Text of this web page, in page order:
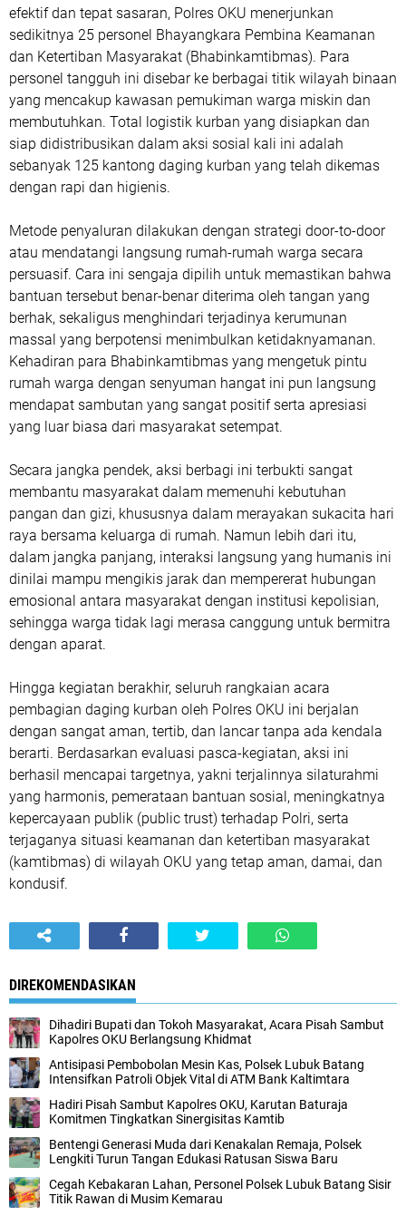
efektif dan tepat sasaran, Polres OKU menerjunkan
sedikitnya 25 personel Bhayangkara Pembina Keamanan
dan Ketertiban Masyarakat (Bhabinkamtibmas). Para
personel tangguh ini disebar ke berbagai titik wilayah binaan
yang mencakup kawasan pemukiman warga miskin dan
membutuhkan. Total logistik kurban yang disiapkan dan
siap didistribusikan dalam aksi sosial kali ini adalah
sebanyak 125 kantong daging kurban yang telah dikemas
dengan rapi dan higienis.
Metode penyaluran dilakukan dengan strategi door-to-door
atau mendatangi langsung rumah-rumah warga secara
persuasif. Cara ini sengaja dipilih untuk memastikan bahwa
bantuan tersebut benar-benar diterima oleh tangan yang
berhak, sekaligus menghindari terjadinya kerumunan
massal yang berpotensi menimbulkan ketidaknyamanan.
Kehadiran para Bhabinkamtibmas yang mengetuk pintu
rumah warga dengan senyuman hangat ini pun langsung
mendapat sambutan yang sangat positif serta apresiasi
yang luar biasa dari masyarakat setempat.
Secara jangka pendek, aksi berbagi ini terbukti sangat
membantu masyarakat dalam memenuhi kebutuhan
pangan dan gizi, khususnya dalam merayakan sukacita hari
raya bersama keluarga di rumah. Namun lebih dari itu,
dalam jangka panjang, interaksi langsung yang humanis ini
dinilai mampu mengikis jarak dan mempererat hubungan
emosional antara masyarakat dengan institusi kepolisian,
sehingga warga tidak lagi merasa canggung untuk bermitra
dengan aparat.
Hingga kegiatan berakhir, seluruh rangkaian acara
pembagian daging kurban oleh Polres OKU ini berjalan
dengan sangat aman, tertib, dan lancar tanpa ada kendala
berarti. Berdasarkan evaluasi pasca-kegiatan, aksi ini
berhasil mencapai targetnya, yakni terjalinnya silaturahmi
yang harmonis, pemerataan bantuan sosial, meningkatnya
kepercayaan publik (public trust) terhadap Polri, serta
terjaganya situasi keamanan dan ketertiban masyarakat
(kamtibmas) di wilayah OKU yang tetap aman, damai, dan
kondusif.
DIREKOMENDASIKAN
Dihadiri Bupati dan Tokoh Masyarakat, Acara Pisah Sambut
Kapolres OKU Berlangsung Khidmat
Antisipasi Pembobolan Mesin Kas, Polsek Lubuk Batang
Intensifkan Patroli Objek Vital di ATM Bank Kaltimtara
Hadiri Pisah Sambut Kapolres OKU, Karutan Baturaja
Komitmen Tingkatkan Sinergisitas Kamtib
Bentengi Generasi Muda dari Kenakalan Remaja, Polsek
Lengkiti Turun Tangan Edukasi Ratusan Siswa Baru
Cegah Kebakaran Lahan, Personel Polsek Lubuk Batang Sisir
Titik Rawan di Musim Kemarau